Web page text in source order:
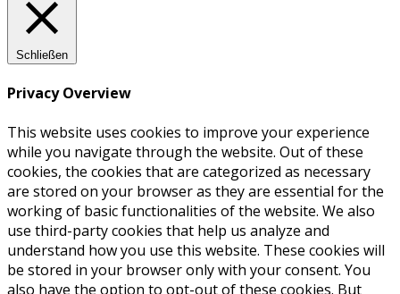
Schließen
Privacy Overview
This website uses cookies to improve your experience
while you navigate through the website. Out of these
cookies, the cookies that are categorized as necessary
are stored on your browser as they are essential for the
working of basic functionalities of the website. We also
use third-party cookies that help us analyze and
understand how you use this website. These cookies will
be stored in your browser only with your consent. You
also have the option to opt-out of these cookies. But